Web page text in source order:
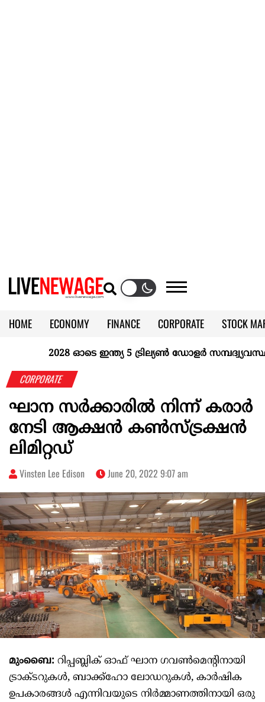
HOME ECONOMY FINANCE CORPORATE
STOCK
CALENDAR
KERALA @70
2028 ഓടെ ഇന്ത്യ 5 ട്രില്യണ്‍ ഡോളര്‍
CORPORATE
ഘാന സർക്കാരിൽ നിന്ന് കരാർ
നേടി ആക്ഷൻ കൺസ്ട്രക്ഷൻ
ലിമിറ്റഡ്
Vinsten Lee Edison June 20, 2022 9:07 am
മുംബൈ: റിപ്പബ്ലിക് ഓഫ് ഘാന ഗവൺമെന്റിനായി
ട്രാക്ടറുകൾ, ബാക്ക്ഹോ ലോഡറുകൾ, കാർഷിക
ഉപകാരങ്ങൾ എന്നിവയുടെ നിർമ്മാണത്തിനായി ഒരു